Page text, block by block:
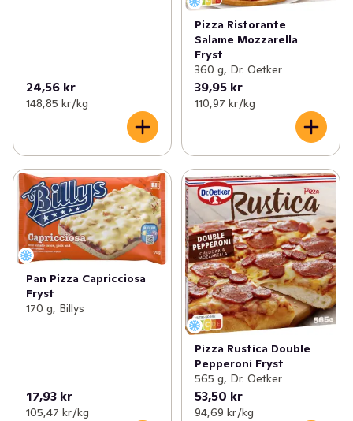
24,56 kr
148,85 kr /kg
Pizza Ristorante
Salame Mozzarella
Fryst
360 g, Dr. Oetker
39,95 kr
110,97 kr /kg
Pan Pizza Capricciosa
Fryst
170 g, Billys
17,93 kr
105,47 kr /kg
Pizza Rustica Double
Pepperoni Fryst
565 g, Dr. Oetker
53,50 kr
94,69 kr /kg